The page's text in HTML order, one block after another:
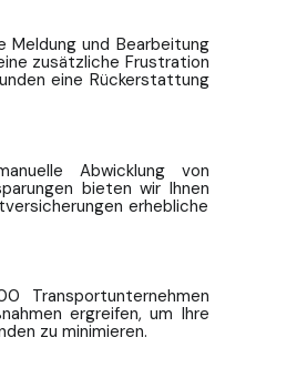
Meldung und Bearbeitung
zusätzliche Frustration
eine Rückerstattung
Abwicklung von
bieten wir Ihnen
erhebliche
Transportunternehmen
ergreifen, um Ihre
zu minimieren.